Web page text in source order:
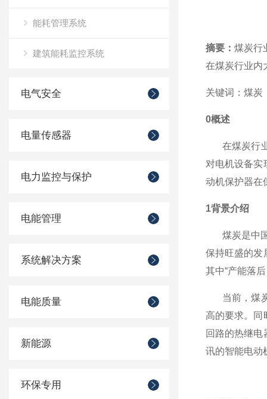
能耗管理系统
建筑能耗监控系统
电气安全
电量传感器
电力监控与保护
电能管理
系统解决方案
电能质量
新能源
环保专用
摘要： 煤炭行
在煤炭行业内
关键词：煤炭
0概述
在煤炭行
对电机设备实
动机保护器在
1背景介绍
煤炭是中
保持旺盛的发
其中“产能落
当前，煤
高的要求。同
回路的热继
讯的智能电动